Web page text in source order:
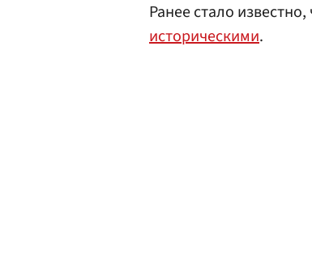
Ранее стало
историческими.